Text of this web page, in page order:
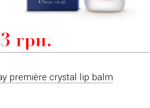
première crystal lip balm